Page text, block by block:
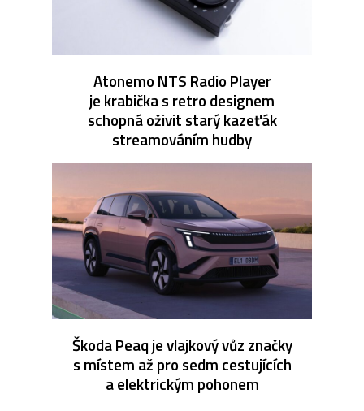
Atonemo NTS Radio Player
je krabička s retro designem
schopná oživit starý kazeťák
streamováním hudby
Škoda Peaq je vlajkový vůz značky
s místem až pro sedm cestujících
a elektrickým pohonem